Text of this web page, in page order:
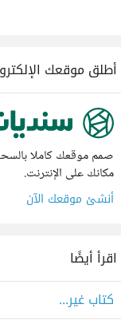
أطلق موقعك
صمم موقعك كاملا
مكانك على الإنترنت.
أنشئ موقعك الآن
اقرأ أيضًا
كتاب غير...